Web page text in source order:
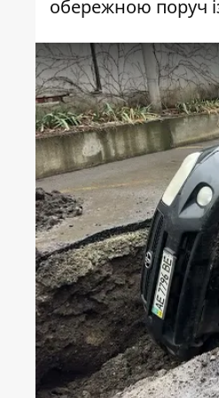
обережною поруч